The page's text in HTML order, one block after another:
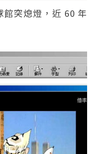
館突熄燈，近 60 年